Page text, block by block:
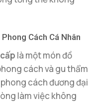
Cách Cá Nhân
là một món đồ
cách và gu thẩm
cách đương đại
làm việc không